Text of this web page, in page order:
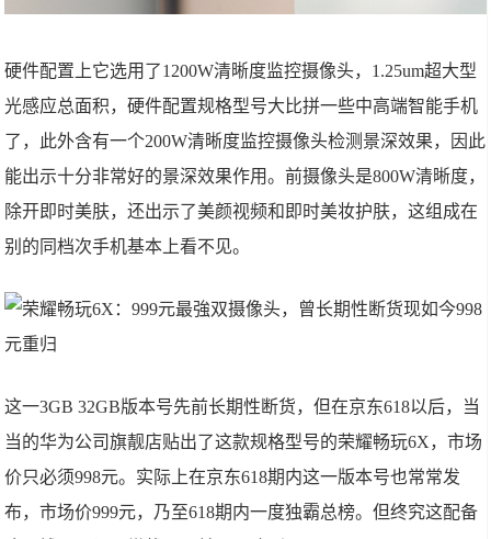
硬件配置上它选用了1200W清晰度监控摄像头，1.25um超大型
光感应总面积，硬件配置规格型号大比拼一些中高端智能手机
了，此外含有一个200W清晰度监控摄像头检测景深效果，因此
能出示十分非常好的景深效果作用。前摄像头是800W清晰度，
除开即时美肤，还出示了美颜视频和即时美妆护肤，这组成在
别的同档次手机基本上看不见。
这一3GB 32GB版本号先前长期性断货，但在京东618以后，当
当的华为公司旗靓店贴出了这款规格型号的荣耀畅玩6X，市场
价只必须998元。实际上在京东618期内这一版本号也常常发
布，市场价999元，乃至618期内一度独霸总榜。但终究这配备